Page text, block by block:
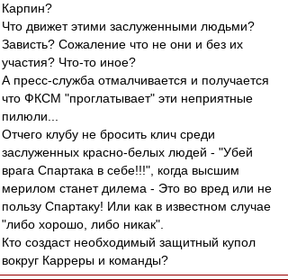
Карпин?
Что движет этими заслуженными людьми?
Зависть? Сожаление что не они и без их
участия? Что-то иное?
А пресс-служба отмалчивается и получается
что ФКСМ "проглатывает" эти неприятные
пилюли...
Отчего клубу не бросить клич среди
заслуженных красно-белых людей - "Убей
врага Спартака в себе!!!", когда высшим
мерилом станет дилема - Это во вред или не
пользу Спартаку! Или как в известном случае
"либо хорошо, либо никак".
Кто создаст необходимый защитный купол
вокруг Карреры и команды?